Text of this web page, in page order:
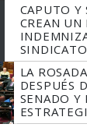
CAPUTO Y
CREAN
LA
DESPUÉS
SENADO Y